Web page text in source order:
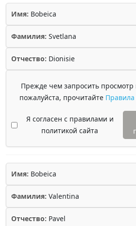
Имя: Bobeica
Фамилия: Svetlana
Отчество: Dionisie
Прежде чем запросить
пожалуйста, прочитайте Правила
Я согласен с правилами и
политикой сайта
Имя: Bobeica
Фамилия: Valentina
Отчество: Pavel